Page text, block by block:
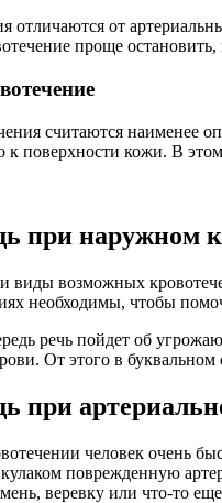
отличаются от
проще
считаются наименее
поверхности кожи. В
при наружном
виды возможных
необходимы, чтобы
речь пойдет об
От этого в буквальном
при
человек очень
поврежденную
веревку или что-то